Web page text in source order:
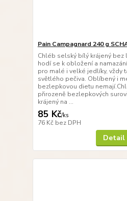
Pain Campagnard 240 g
Chléb selský bílý krájený bez
hodí se k obložení a
pro malé i velké jedlíky, vždy
světlého pečiva. Oblíbený i
bezlepkovou dietu
přirozeně bezlepkových
krájený na ...
85 Kč/ks
76 Kč bez DPH
Detail